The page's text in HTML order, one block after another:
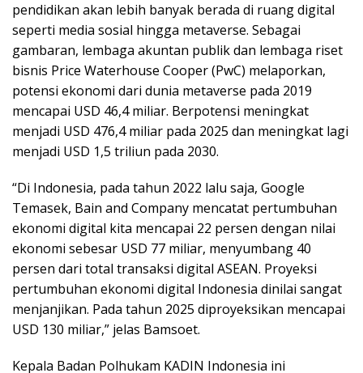
pendidikan akan lebih banyak berada di ruang digital
seperti media sosial hingga metaverse. Sebagai
gambaran, lembaga akuntan publik dan lembaga riset
bisnis Price Waterhouse Cooper (PwC) melaporkan,
potensi ekonomi dari dunia metaverse pada 2019
mencapai USD 46,4 miliar. Berpotensi meningkat
menjadi USD 476,4 miliar pada 2025 dan meningkat lagi
menjadi USD 1,5 triliun pada 2030.
“Di Indonesia, pada tahun 2022 lalu saja, Google
Temasek, Bain and Company mencatat pertumbuhan
ekonomi digital kita mencapai 22 persen dengan nilai
ekonomi sebesar USD 77 miliar, menyumbang 40
persen dari total transaksi digital ASEAN. Proyeksi
pertumbuhan ekonomi digital Indonesia dinilai sangat
menjanjikan. Pada tahun 2025 diproyeksikan mencapai
USD 130 miliar,” jelas Bamsoet.
Kepala Badan Polhukam KADIN Indonesia ini